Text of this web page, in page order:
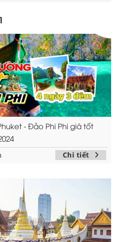
- Đảo Phi Phi giá tốt
Chi tiết